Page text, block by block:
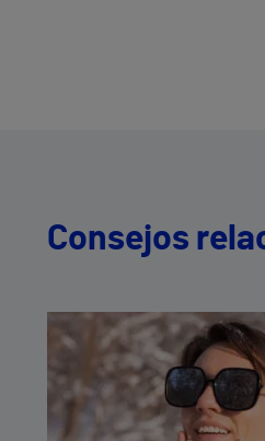
Consejos